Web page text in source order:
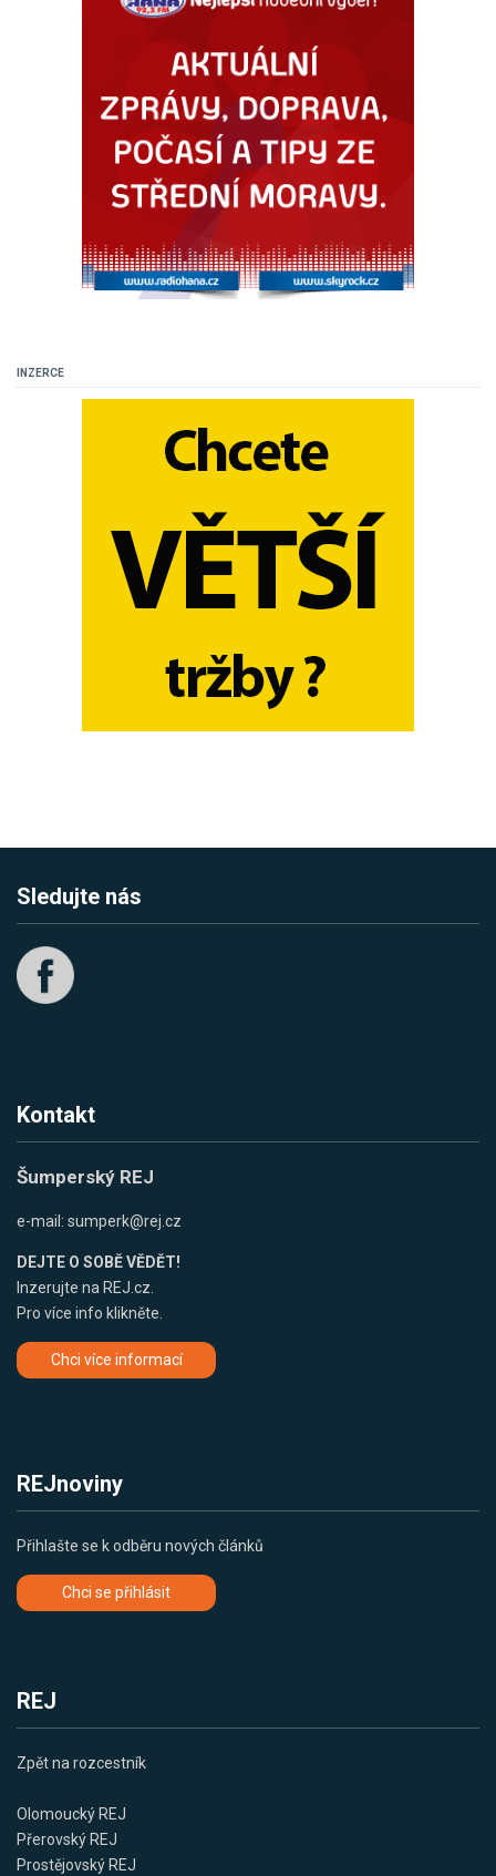
INZERCE
Sledujte nás
Kontakt
Šumperský REJ
e-mail: sumperk@rej.cz
DEJTE O SOBĚ VĚDĚT!
Inzerujte na REJ.cz.
Pro více info klikněte.
Chci více informací
REJnoviny
Přihlašte se k odběru nových článků
Chci se přihlásit
REJ
Zpět na rozcestník
Olomoucký REJ
Přerovský REJ
Prostějovský REJ